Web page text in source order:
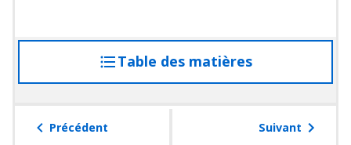
Table des matières
à
table
Précédent Suivant